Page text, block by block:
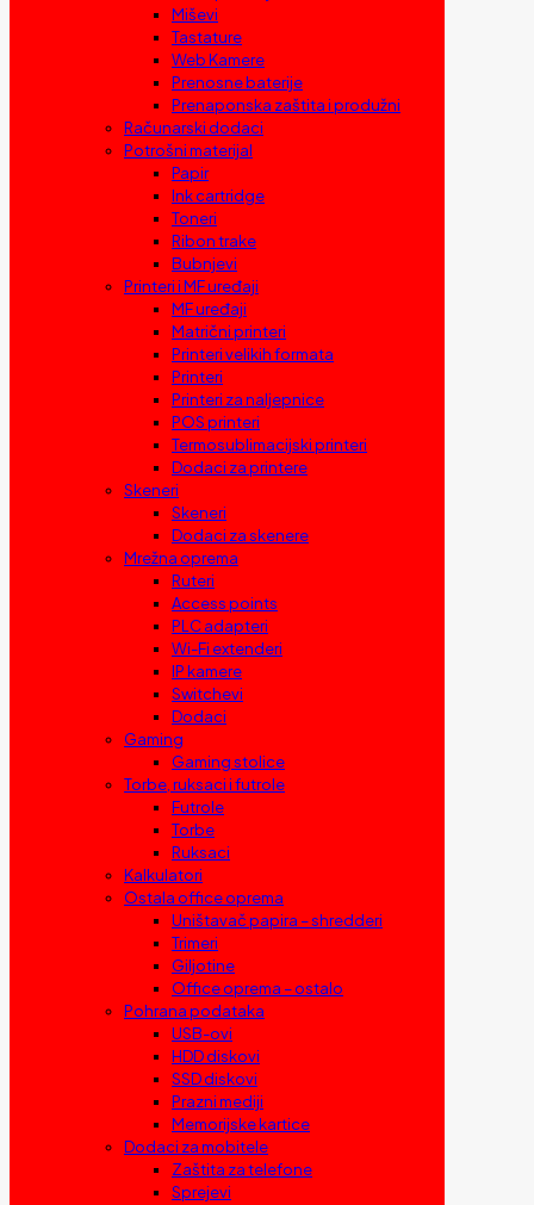
Miševi
Tastature
Web Kamere
Prenosne baterije
Prenaponska zaštita i produžni
Računarski dodaci
Potrošni materijal
Papir
Ink cartridge
Toneri
Ribon trake
Bubnjevi
Printeri i MF uređaji
MF uređaji
Matrični printeri
Printeri velikih formata
Printeri
Printeri za naljepnice
POS printeri
Termosublimacijski printeri
Dodaci za printere
Skeneri
Skeneri
Dodaci za skenere
Mrežna oprema
Ruteri
Access points
PLC adapteri
Wi-Fi extenderi
IP kamere
Switchevi
Dodaci
Gaming
Gaming stolice
Torbe, ruksaci i futrole
Futrole
Torbe
Ruksaci
Kalkulatori
Ostala office oprema
Uništavač papira – shredderi
Trimeri
Giljotine
Office oprema – ostalo
Pohrana podataka
USB-ovi
HDD diskovi
SSD diskovi
Prazni mediji
Memorijske kartice
Dodaci za mobitele
Zaštita za telefone
Sprejevi